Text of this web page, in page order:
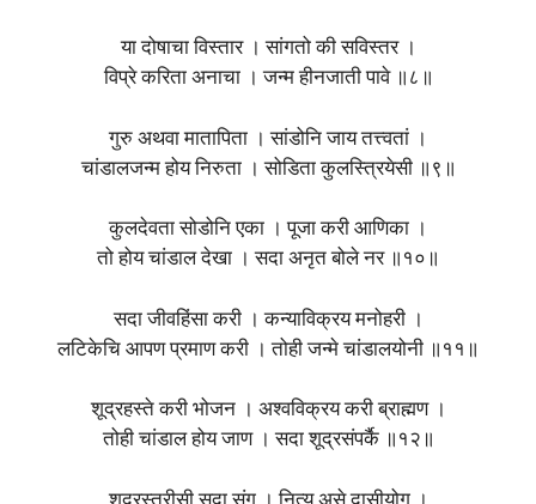
या दोषाचा विस्तार । सांगतो की सविस्तर ।
विप्रे करिता अनाचा । जन्म हीनजाती पावे ॥८॥
गुरु अथवा मातापिता । सांडोनि जाय तत्त्वतां ।
चांडालजन्म होय निरुता । सोडिता कुलस्त्रियेसी ॥९॥
कुलदेवता सोडोनि एका । पूजा करी आणिका ।
तो होय चांडाल देखा । सदा अनृत बोले नर ॥१०॥
सदा जीवहिंसा करी । कन्याविक्रय मनोहरी ।
लटिकेचि आपण प्रमाण करी । तोही जन्मे चांडालयोनी ॥११॥
शूद्रहस्ते करी भोजन । अश्वविक्रय करी ब्राह्मण ।
तोही चांडाल होय जाण । सदा शूद्रसंपर्कै ॥१२॥